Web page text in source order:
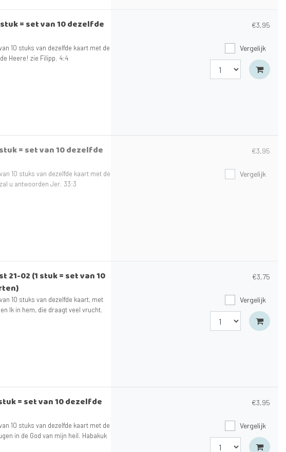
= set van 10 dezelfde
10 stuks van dezelfde kaart met de
Heere! zie Filipp. 4:4
€3,95
Vergelijk
= set van 10 dezelfde
10 stuks van dezelfde kaart met de
u antwoorden Jer. 33:3
€3,95
Vergelijk
02 (1 stuk = set van 10
10 stuks van dezelfde kaart, met
Ik in hem, die draagt veel vrucht.
€3,75
Vergelijk
= set van 10 dezelfde
10 stuks van dezelfde kaart met de
in de God van mijn heil. Habakuk
€3,95
Vergelijk